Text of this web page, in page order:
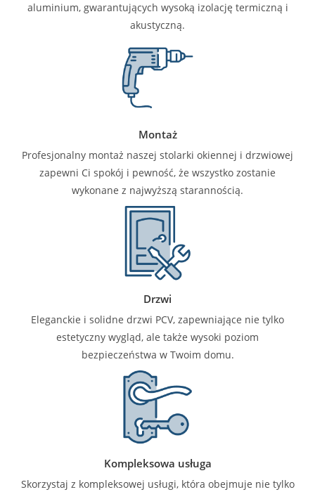
aluminium, gwarantujących wysoką izolację termiczną i
akustyczną.
Montaż
Profesjonalny montaż naszej stolarki okiennej i drzwiowej
zapewni Ci spokój i pewność, że wszystko zostanie
wykonane z najwyższą starannością.
Drzwi
Eleganckie i solidne drzwi PCV, zapewniające nie tylko
estetyczny wygląd, ale także wysoki poziom
bezpieczeństwa w Twoim domu.
Kompleksowa usługa
Skorzystaj z kompleksowej usługi, która obejmuje nie tylko